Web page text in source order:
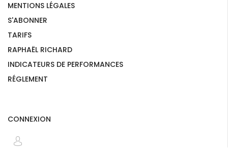
MENTIONS LÉGALES
S'ABONNER
TARIFS
RAPHAËL RICHARD
INDICATEURS DE PERFORMANCES
RÉGLEMENT
CONNEXION